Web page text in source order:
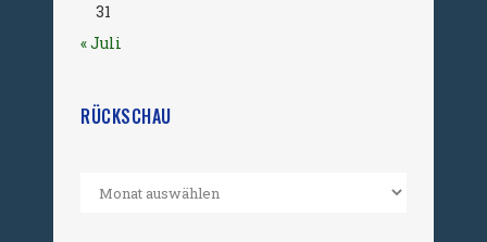
31
« Juli
RÜCKSCHAU